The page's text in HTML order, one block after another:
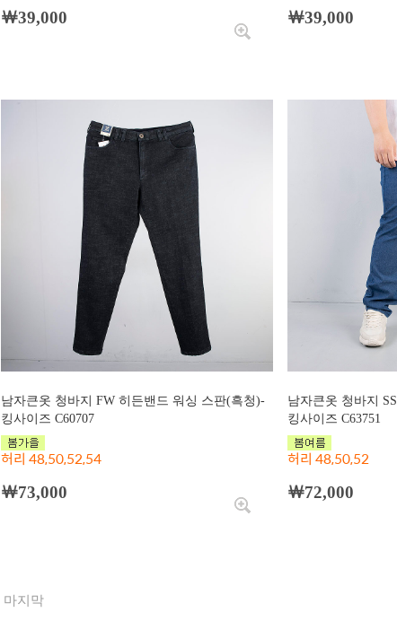
￦39,000 ￦39,000
남자큰옷 청바지 FW 히든밴드 워싱 스판(흑청)-
킹사이즈 C60707
허리 48,50,52,54
￦73,000
남자큰옷 청바지
킹사이즈 C63751
허리 48,50,52
￦72,000